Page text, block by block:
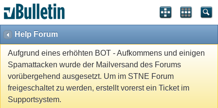
Help Forum
Aufgrund eines erhöhten BOT - Aufkommens und einigen
Spamattacken wurde der Mailversand des Forums
vorübergehend ausgesetzt. Um im STNE Forum
freigeschaltet zu werden, erstellt vorerst ein Ticket im
Supportsystem.